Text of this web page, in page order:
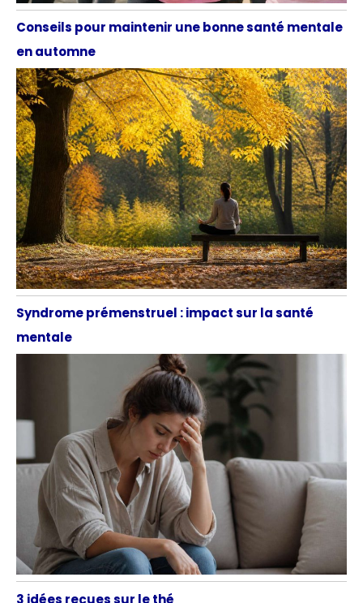
Conseils pour maintenir une bonne santé mentale
en automne
Syndrome prémenstruel : impact sur la santé
mentale
3 idées reçues sur le thé